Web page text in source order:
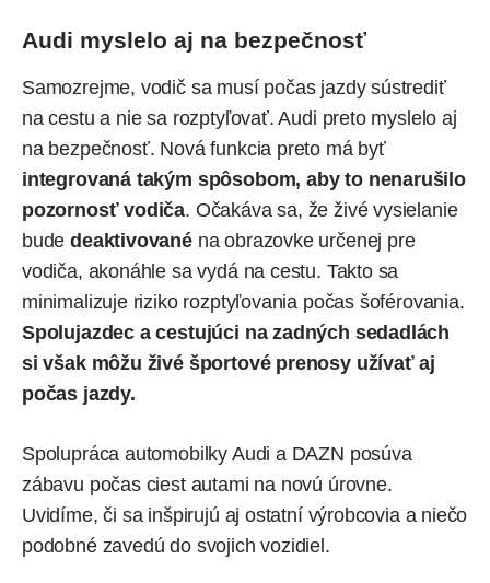
Audi myslelo aj na bezpečnosť
Samozrejme, vodič sa musí počas jazdy sústrediť
na cestu a nie sa rozptyľovať. Audi preto myslelo aj
na bezpečnosť. Nová funkcia preto má byť
integrovaná takým spôsobom, aby to nenarušilo
pozornosť vodiča. Očakáva sa, že živé vysielanie
budedeaktivovanéna obrazovke určenej pre
vodiča, akonáhle sa vydá na cestu. Takto sa
minimalizuje riziko rozptyľovania počas šoférovania.
Spolujazdec a cestujúci na zadných sedadlách
si však môžu živé športové prenosy užívať aj
počas jazdy.
Spolupráca automobilky Audi a DAZN posúva
zábavu počas ciest autami na novú úrovne.
Uvidíme, či sa inšpirujú aj ostatní výrobcovia a niečo
podobné zavedú do svojich vozidiel.